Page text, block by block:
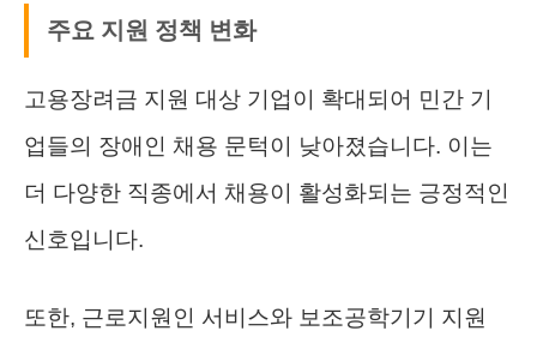
주요 지원 정책 변화
고용장려금 지원 대상 기업이 확대되어 민간 기
업들의 장애인 채용 문턱이 낮아졌습니다. 이는
더 다양한 직종에서 채용이 활성화되는 긍정적인
신호입니다.
또한, 근로지원인 서비스와 보조공학기기 지원